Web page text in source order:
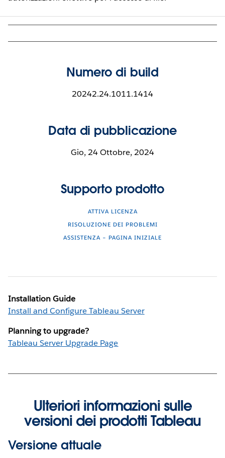
Numero di build
20242.24.1011.1414
Data di pubblicazione
Gio, 24 Ottobre, 2024
Supporto prodotto
ATTIVA LICENZA
RISOLUZIONE DEI PROBLEMI
ASSISTENZA – PAGINA INIZIALE
Installation Guide
Install and Configure Tableau Server
Planning to upgrade?
Tableau Server Upgrade Page
Ulteriori informazioni sulle
versioni dei prodotti Tableau
Versione attuale